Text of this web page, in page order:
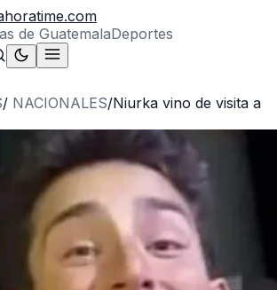
de GuatemalaDeportes
/ NACIONALES/Niurka vino de visita a